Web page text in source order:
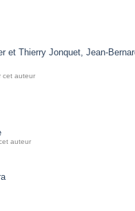
et Thierry Jonquet, Jean-
cet auteur
auteur